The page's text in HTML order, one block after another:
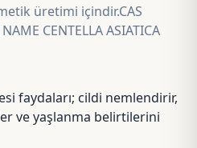
üretimi içindir.CAS
CENTELLA ASIATICA
faydaları; cildi nemlendirir,
ve yaşlanma belirtilerini